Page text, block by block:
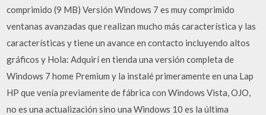
comprimido (9 MB) Versión Windows 7 es muy comprimido
ventanas avanzadas que realizan mucho más característica y las
características y tiene un avance en contacto incluyendo altos
gráficos y Hola: Adquirí en tienda una versión completa de
Windows 7 home Premium y la instalé primeramente en una Lap
HP que venía previamente de fábrica con Windows Vista, OJO,
no es una actualización sino una Windows 10 es la última